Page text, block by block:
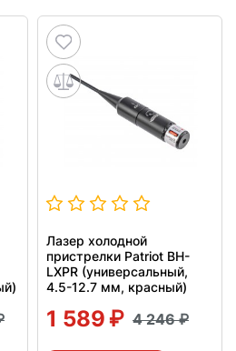
Лазер холодной
пристрелки Patriot BH-
LXPR (универсальный,
4.5-12.7 мм, красный)
1 589 4 246